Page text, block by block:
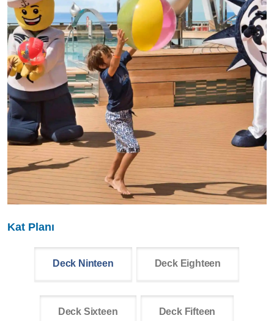
Kat Planı
Deck Ninteen Deck Eighteen
Deck Sixteen Deck Fifteen